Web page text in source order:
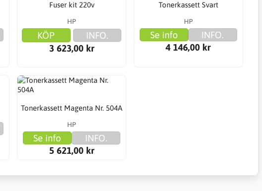
Fuser kit 220v
HP
KÖP
INFO.
3 623,00 kr
Tonerkassett Svart
HP
Se info
INFO.
4 146,00 kr
Tonerkassett Magenta Nr. 504A
HP
Se info
INFO.
5 621,00 kr